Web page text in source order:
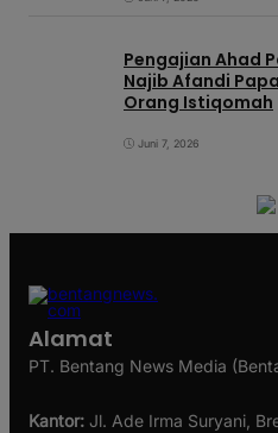
Pengajian Ahad
Najib Afandi
Orang Istiqomah
Juni 7, 2026
Alamat
PT. Bentang News Media
Kantor: Jl. Ade Irma Suryani,